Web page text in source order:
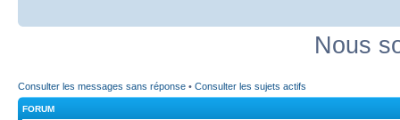
Nous
Consulter les messages sans réponse • Consulter les sujets actifs
FORUM